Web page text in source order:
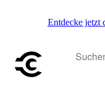
Entdecke jetzt